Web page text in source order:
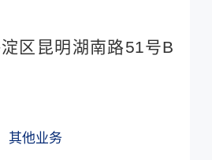
区昆明湖南路51号B
其他业务